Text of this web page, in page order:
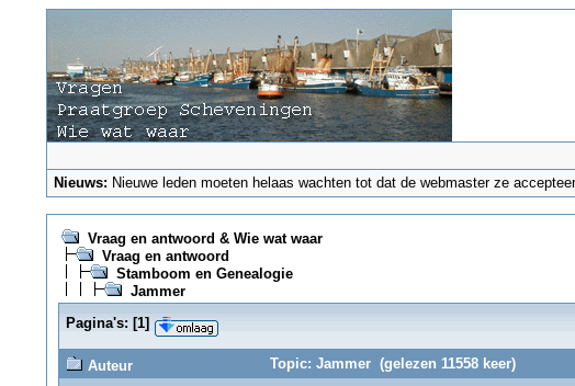
Nieuws: Nieuwe leden moeten helaas wachten tot dat de webmaster ze
Vraag en antwoord & Wie wat waar
Vraag en antwoord
Stamboom en Genealogie
Jammer
Pagina's: [1]
Auteur
Topic: Jammer (gelezen 11558 keer)